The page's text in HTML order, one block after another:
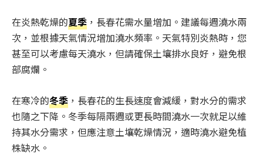
在炎熱乾燥的夏季 ，長春花需水量增加。建議每週澆水兩
次，並根據天氣情況增加澆水頻率。天氣特別炎熱時，您
甚至可以考慮每天澆水，但請確保土壤排水良好，避免根
部腐爛。
在寒冷的冬季 ，長春花的生長速度會減緩，對水分的需求
也隨之下降。冬季每隔兩週或更長時間澆水一次就足以維
持其水分需求，但應注意土壤乾燥情況，適時澆水避免植
株缺水。